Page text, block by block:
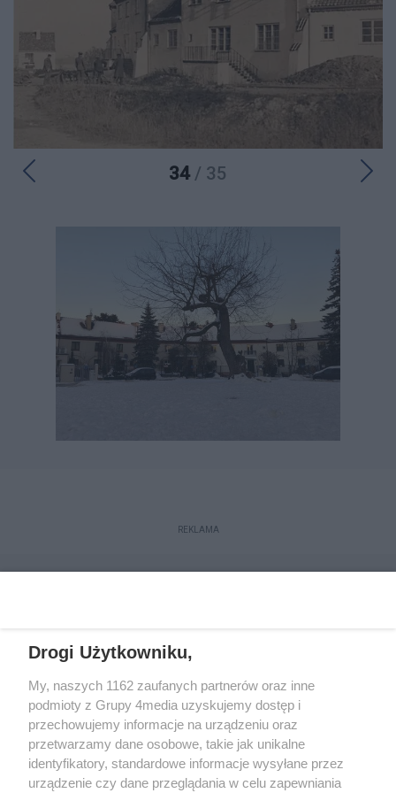
34 / 35
REKLAMA
Reklama Kontakt Regulamin
Dystrybucja
Regulamin prenumeraty
Polityka Prywatności
Drogi Użytkowniku,
My, naszych 1162 zaufanych partnerów oraz inne
podmioty z Grupy 4media uzyskujemy dostęp i
przechowujemy informacje na urządzeniu oraz
przetwarzamy dane osobowe, takie jak unikalne
identyfikatory, standardowe informacje wysyłane przez
urządzenie czy dane przeglądania w celu zapewniania